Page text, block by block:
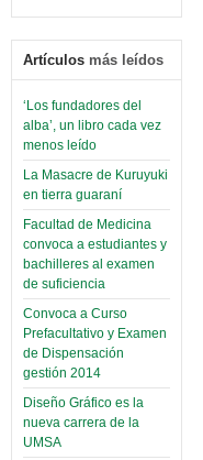
Artículos más leídos
‘Los fundadores del
alba’, un libro cada vez
menos leído
La Masacre de Kuruyuki
en tierra guaraní
Facultad de Medicina
convoca a estudiantes y
bachilleres al examen
de suficiencia
Convoca a Curso
Prefacultativo y Examen
de Dispensación
gestión 2014
Diseño Gráfico es la
nueva carrera de la
UMSA